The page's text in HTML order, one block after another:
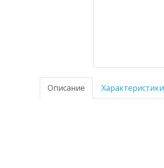
Описание Характеристики